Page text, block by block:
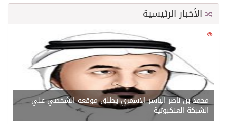
الأخبار الرئيسية
21615
محمد بن ناصر الياسر الاسمري يطلق موقعه الشخصي علي
الشبكة العنكبوتية